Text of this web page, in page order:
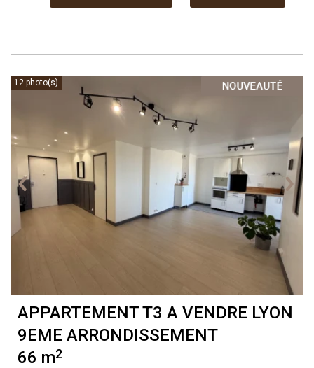
12 photo(s)
APPARTEMENT T3 A VENDRE LYON
9EME ARRONDISSEMENT
66 m2